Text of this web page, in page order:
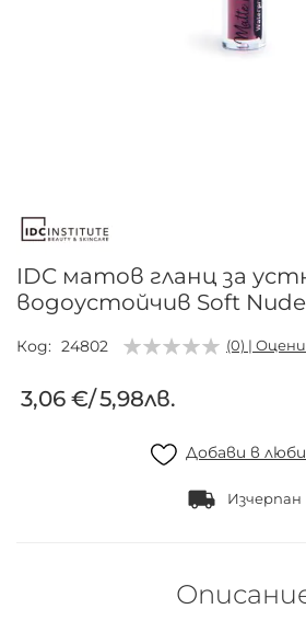
на
със
снимки
IDC матов гланц за
водоустойчив Soft Nude
Код 24802 (0) | Оцени
3,06 €/5,98лв.
Добави в
Изчерпан